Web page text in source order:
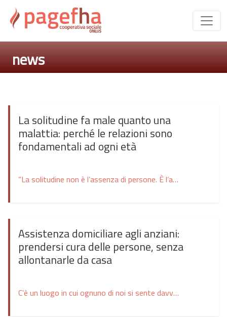
news
La solitudine fa male quanto una
malattia: perché le relazioni sono
fondamentali ad ogni età
“La solitudine non è l’assenza di persone. È l’assenza di relazioni.” Viviamo in un mondo in cui siamo costantemente connessi. Abbiamo uno smartphone sempre in mano, possiamo inviare un messaggio in pochi secondi, partecipare a una videochiamata o condividere un momento della nostra giornata con decine di persone. Eppure, mai come oggi, la solitudine rappresenta […]
Assistenza domiciliare agli anziani:
prendersi cura delle persone, senza
allontanarle da casa
C’è un luogo in cui ognuno di noi si sente davvero al sicuro. Quel luogo, per la maggior parte delle persone, è la propria casa. Tra le mura domestiche ci sono ricordi, fotografie, abitudini costruite negli anni e piccoli gesti quotidiani che raccontano una vita intera. Per questo, quando l’età avanza o la salute inizia […]